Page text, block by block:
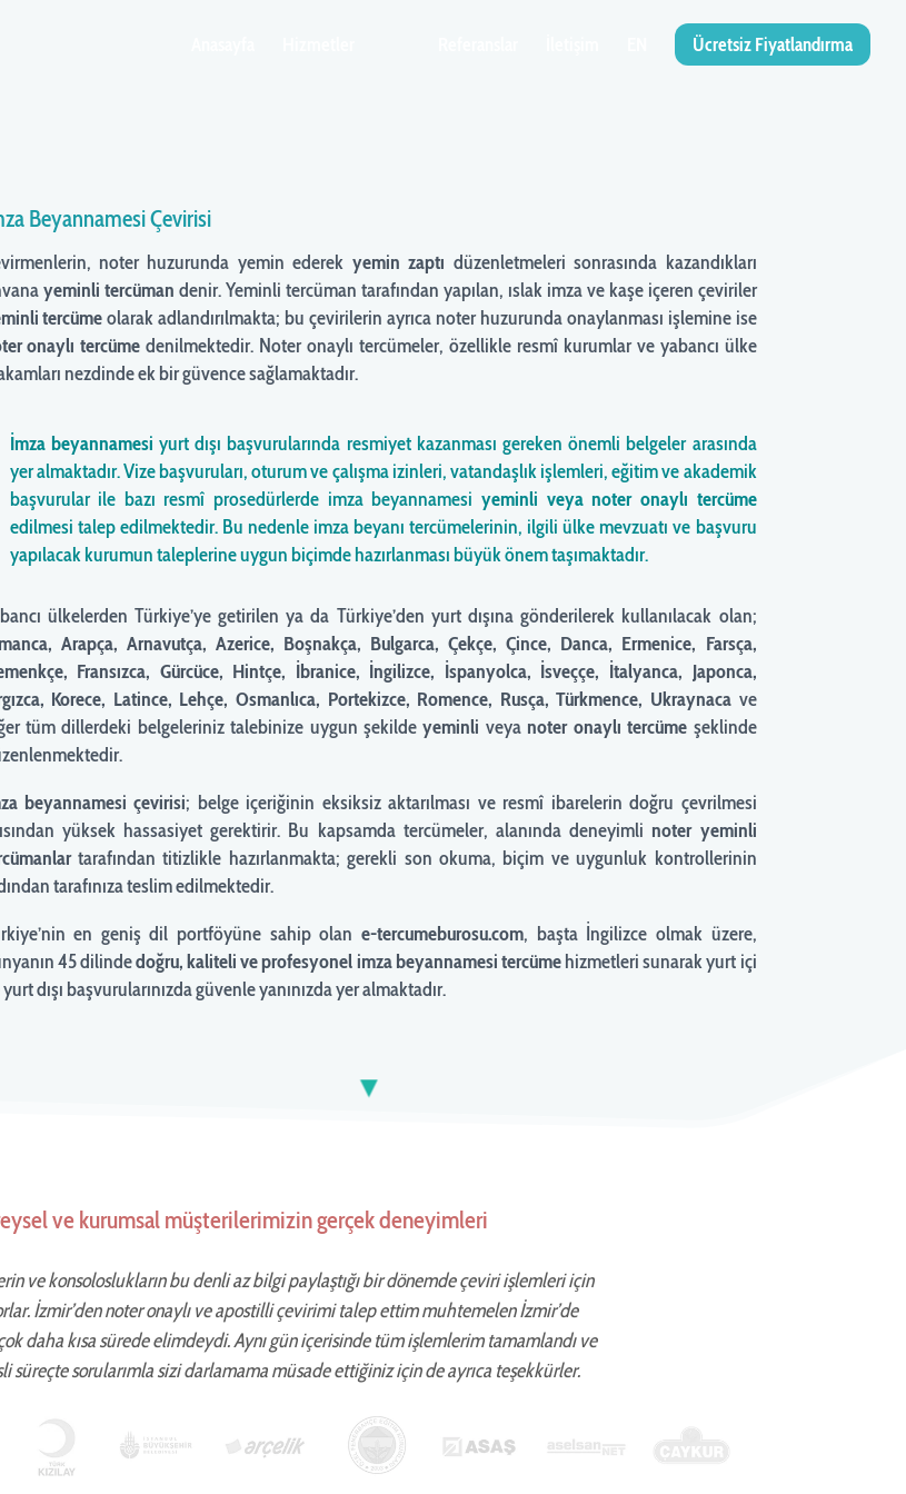
Ücretsiz Fiyatlandırma
Beyannamesi Çevirisi
noter huzurunda yemin ederek yemin zaptı düzenletmeleri sonrasında kazandıkları
yeminli tercüman denir. Yeminli tercüman tarafından yapılan, ıslak imza ve kaşe içeren çeviriler
tercümeolarak adlandırılmakta; bu çevirilerin ayrıca noter huzurunda onaylanması işlemine ise
onaylı tercüme denilmektedir. Noter onaylı tercümeler, özellikle resmî kurumlar ve yabancı ülke
nezdinde ek bir güvence sağlamaktadır.
İmza beyannamesi yurt dışı başvurularında resmiyet kazanması gereken önemli belgeler arasında
yer almaktadır. Vize başvuruları, oturum ve çalışma izinleri, vatandaşlık işlemleri, eğitim ve akademik
başvurular ile bazı resmî prosedürlerde imza beyannamesi yeminli veya noter onaylı tercüme
edilmesi talep edilmektedir. Bu nedenle imza beyanı tercümelerinin, ilgili ülke mevzuatı ve başvuru
yapılacak kurumun taleplerine uygun biçimde hazırlanması büyük önem taşımaktadır.
ülkelerden Türkiye’ye getirilen ya da Türkiye’den yurt dışına gönderilerek kullanılacak olan;
Arapça, Arnavutça, Azerice, Boşnakça, Bulgarca, Çekçe, Çince, Danca, Ermenice, Farsça,
Fransızca, Gürcüce, Hintçe, İbranice, İngilizce, İspanyolca, İsveççe, İtalyanca, Japonca,
Korece, Latince, Lehçe, Osmanlıca, Portekizce, Romence, Rusça, Türkmence, Ukraynacave
tüm dillerdeki belgeleriniz talebinize uygun şekildeyeminli veya noter onaylı tercüme şeklinde
beyannamesi çevirisi; belge içeriğinin eksiksiz aktarılması ve resmî ibarelerin doğru çevrilmesi
yüksek hassasiyet gerektirir. Bu kapsamda tercümeler, alanında deneyimli noter yeminli
tarafından titizlikle hazırlanmakta; gerekli son okuma, biçim ve uygunluk kontrollerinin
tarafınıza teslim edilmektedir.
en geniş dil portföyüne sahip olan e-tercumeburosu.com, başta İngilizce olmak üzere,
45 dilindedoğru, kaliteli ve profesyonel imza beyannamesi tercümehizmetleri sunarak yurt içi
dışı başvurularınızda güvenle yanınızda yer almaktadır.
▼
ve kurumsal müşterilerimizin gerçek deneyimleri
ve konsoloslukların bu denli az bilgi paylaştığı bir dönemde çeviri işlemleri için
İzmir’den noter onaylı ve apostilli çevirimi talep ettim muhtemelen İzmir’de
daha kısa sürede elimdeydi. Aynı gün içerisinde tüm işlemlerim tamamlandı ve
süreçte sorularımla sizi darlamama müsade ettiğiniz için de ayrıca teşekkürler.